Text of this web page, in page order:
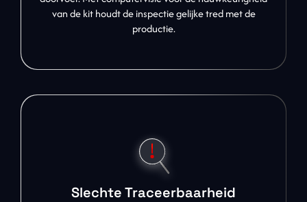
van de kit houdt de inspectie gelijke tred met de
productie.
Slechte Traceerbaarheid